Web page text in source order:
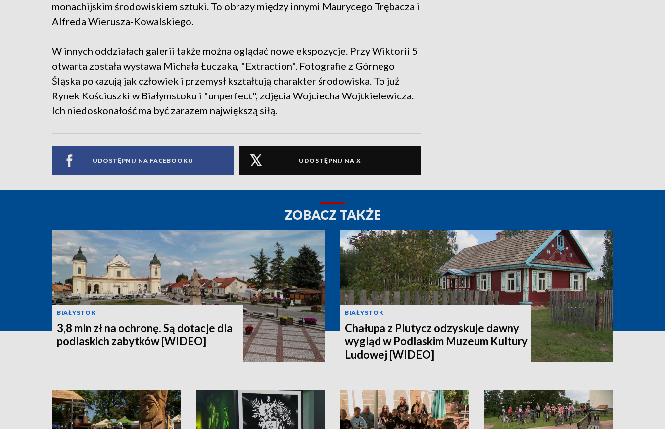
monachijskim środowiskiem sztuki. To obrazy między innymi Maurycego Trębacza i
Alfreda Wierusza-Kowalskiego.
W innych oddziałach galerii także można oglądać nowe ekspozycje. Przy Wiktorii 5
otwarta została wystawa Michała Łuczaka, "Extraction". Fotografie z Górnego
Śląska pokazują jak człowiek i przemysł kształtują charakter środowiska. To już
Rynek Kościuszki w Białymstoku i "unperfect", zdjęcia Wojciecha Wojtkielewicza.
Ich niedoskonałość ma być zarazem największą siłą.
UDOSTĘPNIJ NA FACEBOOKU UDOSTĘPNIJ NA X
ZOBACZ TAKŻE
BIAŁYSTOK
3,8 mln zł na ochronę. Są dotacje dla
podlaskich zabytków [WIDEO]
BIAŁYSTOK
Chałupa z Plutycz odzyskuje dawny
wygląd w Podlaskim Muzeum Kultury
Ludowej [WIDEO]